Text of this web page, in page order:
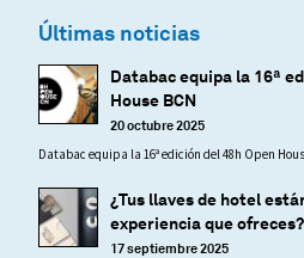
Últimas noticias
Databac equipa la 16ª
House BCN
20 octubre 2025
Databac equipa la 16ª edición del 48h Open
¿Tus llaves de hotel
experiencia que ofreces?
17 septiembre 2025